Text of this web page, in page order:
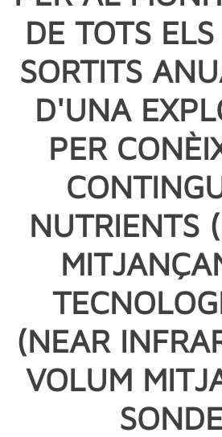
DE TOTS
SORTITS
D'UNA
PER
NUTRIENTS
(NEAR
VOLUM